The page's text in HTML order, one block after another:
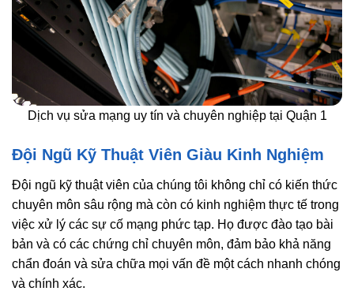
Dịch vụ sửa mạng uy tín và chuyên nghiệp tại Quận 1
Đội Ngũ Kỹ Thuật Viên Giàu Kinh Nghiệm
Đội ngũ kỹ thuật viên của chúng tôi không chỉ có kiến thức
chuyên môn sâu rộng mà còn có kinh nghiệm thực tế trong
việc xử lý các sự cố mạng phức tạp. Họ được đào tạo bài
bản và có các chứng chỉ chuyên môn, đảm bảo khả năng
chẩn đoán và sửa chữa mọi vấn đề một cách nhanh chóng
và chính xác.